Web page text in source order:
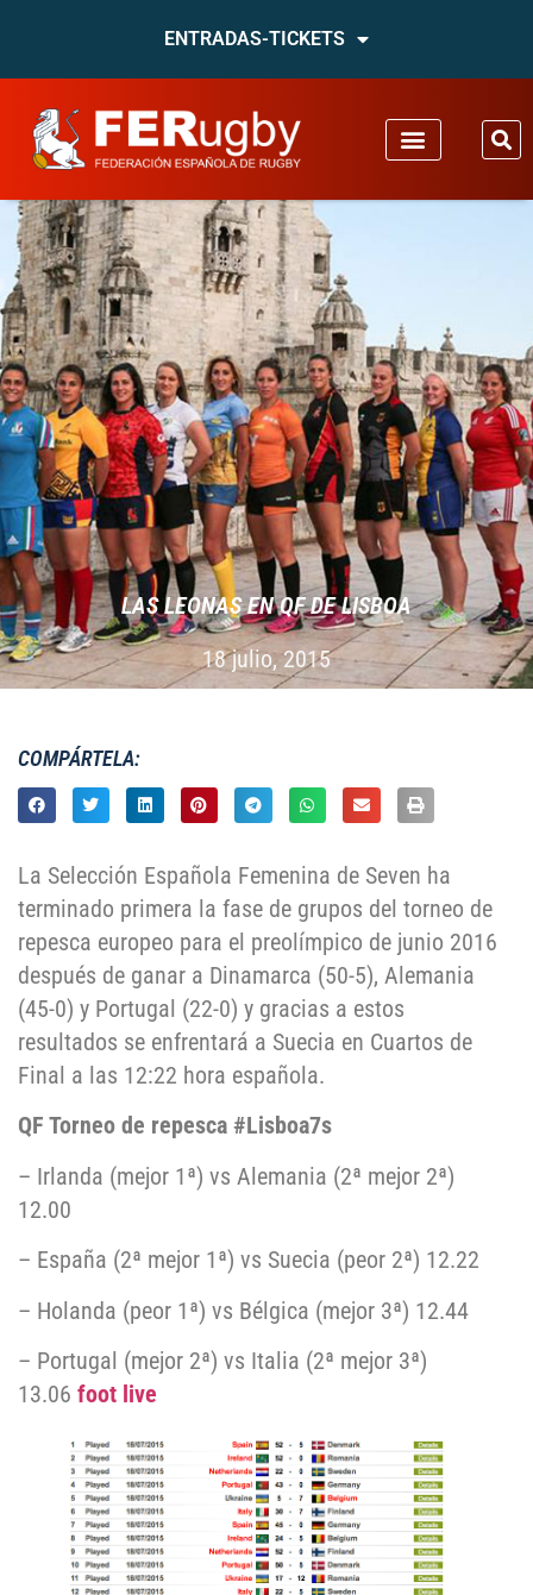
ENTRADAS-TICKETS
LAS LEONAS EN QF DE LISBOA
18 julio, 2015
COMPÁRTELA:
La Selección Española Femenina de Seven ha
terminado primera la fase de grupos del torneo de
repesca europeo para el preolímpico de junio 2016
después de ganar a Dinamarca (50-5), Alemania
(45-0) y Portugal (22-0) y gracias a estos
resultados se enfrentará a Suecia en Cuartos de
Final a las 12:22 hora española.
QF Torneo de repesca #Lisboa7s
– Irlanda (mejor 1ª) vs Alemania (2ª mejor 2ª)
12.00
– España (2ª mejor 1ª) vs Suecia (peor 2ª) 12.22
– Holanda (peor 1ª) vs Bélgica (mejor 3ª) 12.44
– Portugal (mejor 2ª) vs Italia (2ª mejor 3ª)
13.06 foot live